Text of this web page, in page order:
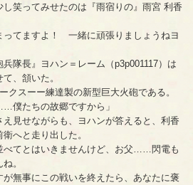
笑ってみせたのは『雨宿りの』雨宮 利香
ってますよ！ 一緒に頑張りましょうねヨ
隊長』ヨハン＝レーム（p3p001117）は
、頷いた。
クスーー練達製の新型巨大火砲である。
僕たちの故郷ですから」
見せながらも、ヨハンが答えると、利香
へと走り出した。
べてとはいきませんけど、お父……閃電も
。
無事にこの戦いを終えたら、あなたに褒